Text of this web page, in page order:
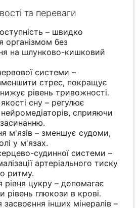
та переваги
– швидко
організмом без
на шлунково-кишковий
системи –
стрес, покращує
рівень тривожності.
сну – регулює
сприяючи
м'язів – зменшує судоми,
у м'язах.
судинної системи –
артеріального тиску
ритму.
рівня цукру – допомагає
рівень глюкози в крові.
інших мінералів –